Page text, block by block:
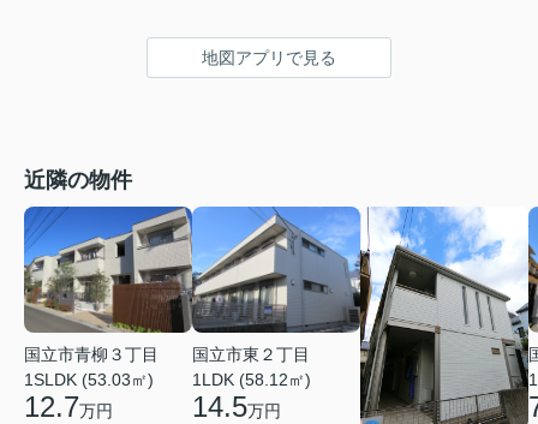
地図アプリで見る
近隣の物件
国立市青柳３丁目
1SLDK (53.03㎡)
12.7万円
国立市東２丁目
1LDK (58.12㎡)
14.5万円